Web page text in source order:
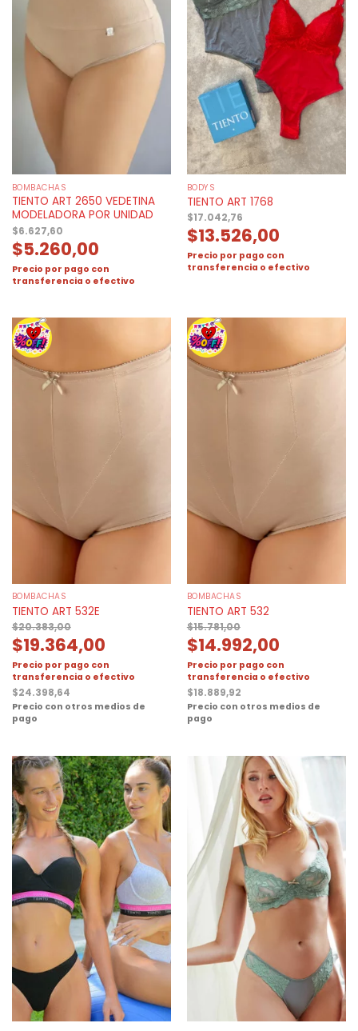
BOMBACHAS
TIENTO ART 2650 VEDETINA
MODELADORA POR UNIDAD
$6.627,60
$5.260,00
Precio por pago con
transferencia o efectivo
BODYS
TIENTO ART 1768
$17.042,76
$13.526,00
Precio por pago con
transferencia o efectivo
BOMBACHAS
TIENTO ART 532E
$20.383,00
$19.364,00
Precio por pago con
transferencia o efectivo
$24.398,64
Precio con otros medios de
pago
BOMBACHAS
TIENTO ART 532
$15.781,00
$14.992,00
Precio por pago con
transferencia o efectivo
$18.889,92
Precio con otros medios de
pago